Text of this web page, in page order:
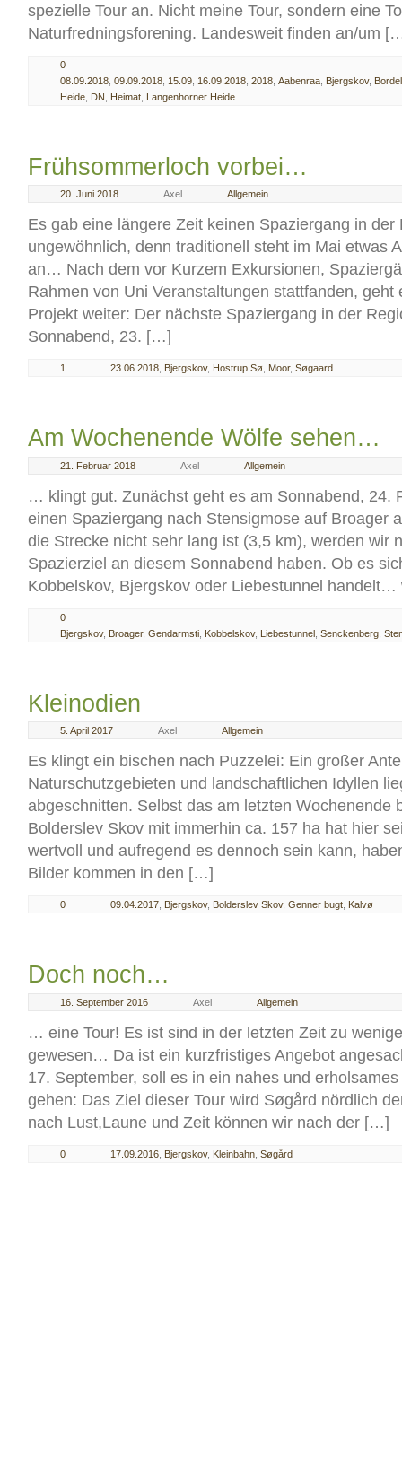
spezielle Tour an. Nicht meine Tour, sondern eine
Naturfredningsforening. Landesweit finden an/um
0
08.09.2018 09.09.2018 15.09 16.09.2018 2018 Aabenraa Bjergskov,
Heide DN Heimat Langenhorner Heide
Frühsommerloch vorbei…
20. Juni 2018 Axel Allgemein
Es gab eine längere Zeit keinen Spaziergang in der
ungewöhnlich, denn traditionell steht im Mai etwas
an… Nach dem vor Kurzem Exkursionen,
Rahmen von Uni Veranstaltungen stattfanden, geht
Projekt weiter: Der nächste Spaziergang in der
Sonnabend, 23. […]
1 23.06.2018 Bjergskov, Hostrup Sø Moor, Søgaard
Am Wochenende Wölfe sehen…
21. Februar 2018 Axel Allgemein
… klingt gut. Zunächst geht es am Sonnabend, 24.
einen Spaziergang nach Stensigmose auf Broager
die Strecke nicht sehr lang ist (3,5 km), werden wir
Spazierziel an diesem Sonnabend haben. Ob es
Kobbelskov, Bjergskov oder Liebestunnel
0
Bjergskov, Broager, Gendarmsti Kobbelskov, Liebestunnel Senckenberg
Kleinodien
5. April 2017 Axel Allgemein
Es klingt ein bischen nach Puzzelei: Ein großer
Naturschutzgebieten und landschaftlichen Idyllen
abgeschnitten. Selbst das am letzten Wochenende
Bolderslev Skov mit immerhin ca. 157 ha hat hier
wertvoll und aufregend es dennoch sein kann,
Bilder kommen in den […]
0 09.04.2017 Bjergskov, Bolderslev Skov, Genner bugt Kalvø
Doch noch…
16. September 2016 Axel Allgemein
… eine Tour! Es ist sind in der letzten Zeit zu
gewesen… Da ist ein kurzfristiges Angebot
17. September, soll es in ein nahes und
gehen: Das Ziel dieser Tour wird Søgård nördlich
nach Lust,Laune und Zeit können wir nach der […]
0 17.09.2016 Bjergskov, Kleinbahn Søgård